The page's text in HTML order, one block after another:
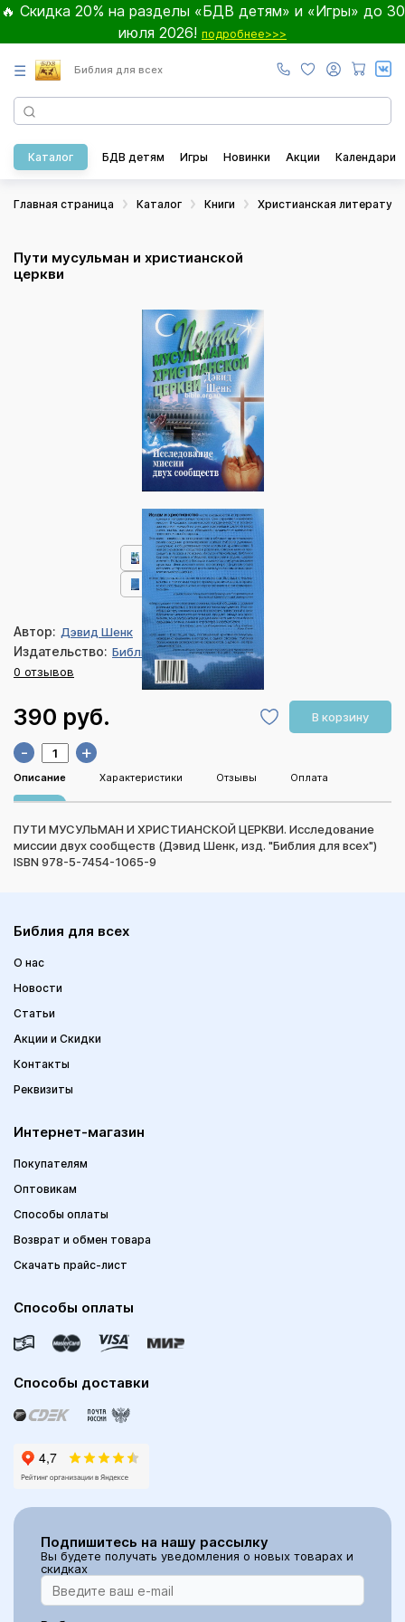
🔥 Скидка 20% на разделы «БДВ детям» и «Игры» до 30
июля 2026! подробнее>>>
☰ Библия для всех
Каталог БДВ детям Игры Новинки Акции Календари
Главная страница Каталог Книги Христианская литература
Пути мусульман и христианской
церкви
Автор: Дэвид Шенк
Издательство: Библия для всех
0 отзывов
390 руб. В корзину
- +
Описание Характеристики Отзывы Оплата
ПУТИ МУСУЛЬМАН И ХРИСТИАНСКОЙ ЦЕРКВИ. Исследование
миссии двух сообществ (Дэвид Шенк, изд. "Библия для всех")
ISBN 978-5-7454-1065-9
Библия для всех
О нас
Новости
Статьи
Акции и Скидки
Контакты
Реквизиты
Интернет-магазин
Покупателям
Оптовикам
Способы оплаты
Возврат и обмен товара
Скачать прайс-лист
Способы оплаты
Способы доставки
Подпишитесь на нашу рассылку
Вы будете получать уведомления о новых товарах и
скидках